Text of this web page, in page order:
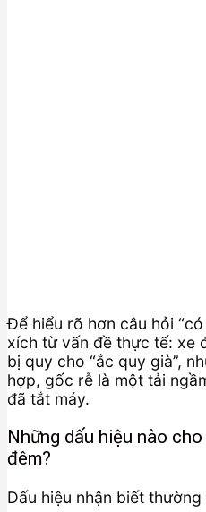
Để hiểu rõ hơn câu hỏi
xích từ vấn đề thực tế: xe
bị quy cho “ắc quy già”,
hợp, gốc rễ là một tải
đã tắt máy.
Những dấu hiệu nào
đêm?
Dấu hiệu nhận biết